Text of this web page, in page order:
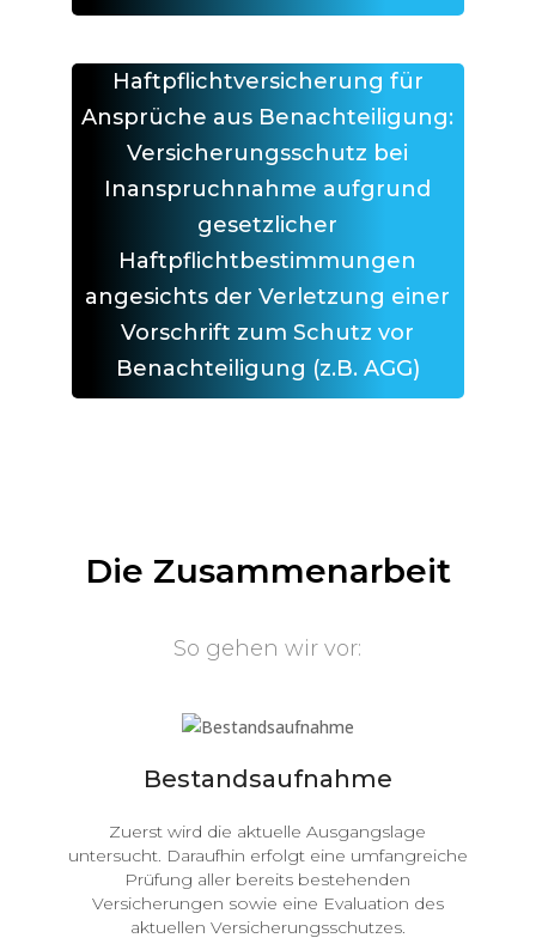
Haftpflichtversicherung für
Ansprüche aus Benachteiligung:
Versicherungsschutz bei
Inanspruchnahme aufgrund
gesetzlicher
Haftpflichtbestimmungen
angesichts der Verletzung einer
Vorschrift zum Schutz vor
Benachteiligung (z.B. AGG)
Die Zusammenarbeit
So gehen wir vor:
Bestandsaufnahme
Zuerst wird die aktuelle Ausgangslage
untersucht. Daraufhin erfolgt eine umfangreiche
Prüfung aller bereits bestehenden
Versicherungen sowie eine Evaluation des
aktuellen Versicherungsschutzes.